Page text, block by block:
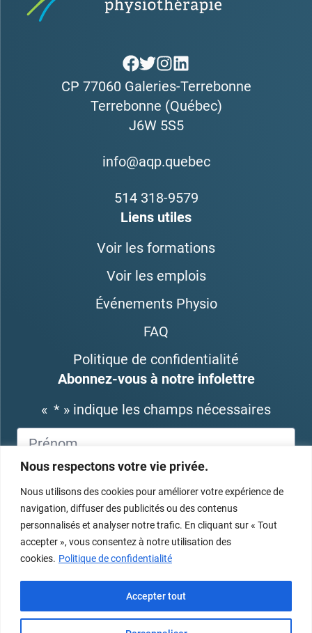
Nous respectons votre vie privée.
Nous utilisons des cookies pour améliorer votre expérience de
navigation, diffuser des publicités ou des contenus
personnalisés et analyser notre trafic. En cliquant sur « Tout
accepter », vous consentez à notre utilisation des
cookies. Politique de confidentialité
Accepter tout
CP 77060 Galeries-Terrebonne
Terrebonne (Québec)
J6W 5S5
info@aqp.quebec
514 318-9579
Liens utiles
Voir les formations
Voir les emplois
Événements Physio
FAQ
Politique de confidentialité
Abonnez-vous à notre infolettre
« * » indique les champs nécessaires